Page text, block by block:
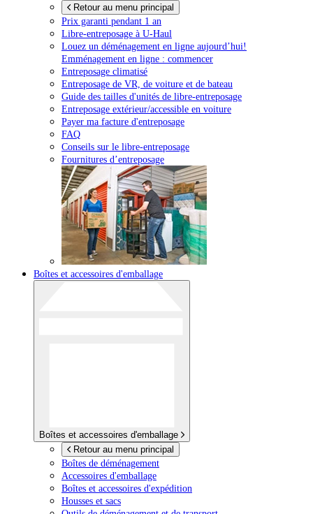
Retour au menu principal
Prix garanti pendant 1 an
Libre-entreposage à U-Haul
Louez un déménagement en ligne aujourd’hui!
Emménagement en ligne : commencer
Entreposage climatisé
Entreposage de VR, de voiture et de bateau
Guide des tailles d'unités de libre-entreposage
Entreposage extérieur/accessible en voiture
Payer ma facture d'entreposage
FAQ
Conseils sur le libre-entreposage
Fournitures d’entreposage
Boîtes et accessoires d'emballage
Boîtes et accessoires d'emballage
Retour au menu principal
Boîtes de déménagement
Accessoires d'emballage
Boîtes et accessoires d'expédition
Housses et sacs